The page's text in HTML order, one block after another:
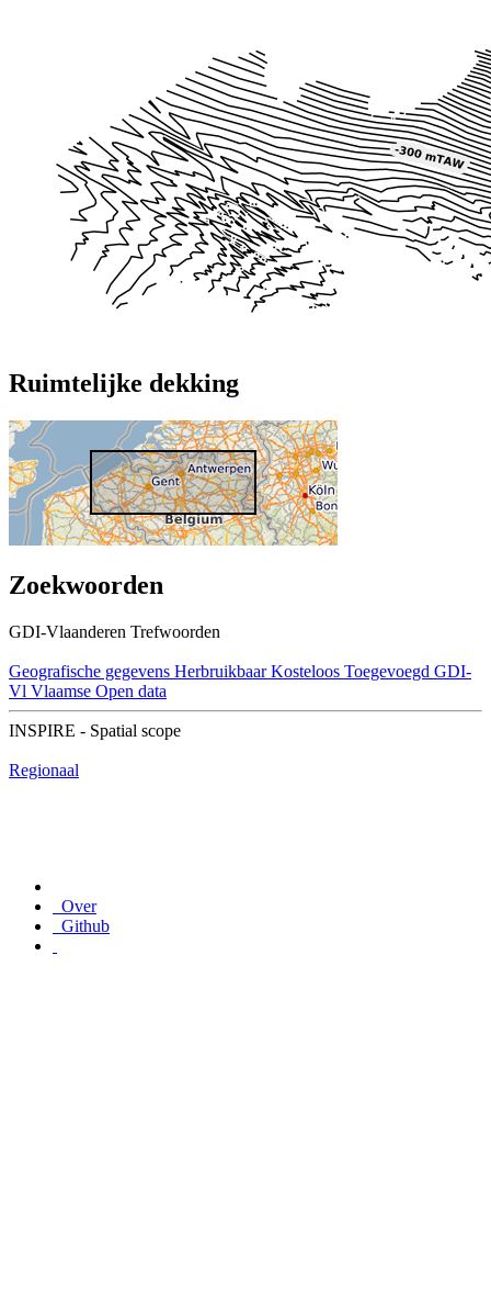
Ruimtelijke dekking
Zoekwoorden
GDI-Vlaanderen Trefwoorden
Geografische gegevens Herbruikbaar Kosteloos Toegevoegd GDI-
Vl Vlaamse Open data
INSPIRE - Spatial scope
Regionaal
Over
Github